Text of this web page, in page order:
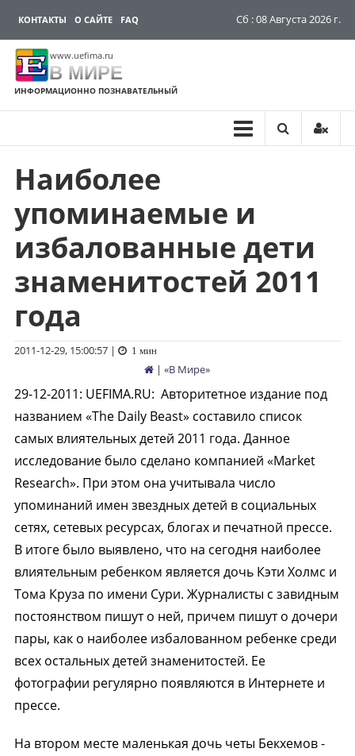
КОНТАКТЫ О САЙТЕ FAQ Сб : 08 Августа 2026 г.
www.uefima.ru
В МИРЕ
ИНФОРМАЦИОННО ПОЗНАВАТЕЛЬНЫЙ
Перейти
содержимому
Наиболее
упоминаемые и
избалованные дети
знаменитостей 2011
года
2011-12-29, 15:00:57| 1 мин
| «В Мире»
29-12-2011: UEFIMA.RU: Авторитетное издание под
названием «The Daily Beast» составило список
самых влиятельных детей 2011 года. Данное
исследование было сделано компанией «Market
Research». При этом она учитывала число
упоминаний имен звездных детей в социальных
сетях, сетевых ресурсах, блогах и печатной прессе.
В итоге было выявлено, что на сегодня наиболее
влиятельным ребенком является дочь Кэти Холмс и
Тома Круза по имени Сури. Журналисты с завидным
постоянством пишут о ней, причем пишут о дочери
пары, как о наиболее избалованном ребенке среди
всех остальных детей знаменитостей. Ее
фотографии регулярно появляются в Интернете и
прессе.
На втором месте маленькая дочь четы Бекхемов -